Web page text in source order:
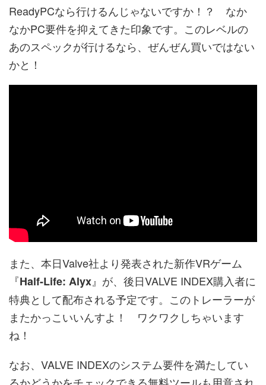
ReadyPCなら行けるんじゃないですか！？ なか
なかPC要件を抑えてきた印象です。このレベルの
あのスペックが行けるなら、ぜんぜん買いではない
かと！
また、本日Valve社より発表された新作VRゲーム
『Half-Life: Alyx』が、後日VALVE INDEX購入者に
特典として配布される予定です。このトレーラーが
またかっこいいんすよ！ ワクワクしちゃいます
ね！
なお、VALVE INDEXのシステム要件を満たしてい